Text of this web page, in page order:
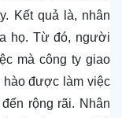
Kết quả là, nhân
họ. Từ đó, người
mà công ty giao
hào được làm việc
rộng rãi. Nhân